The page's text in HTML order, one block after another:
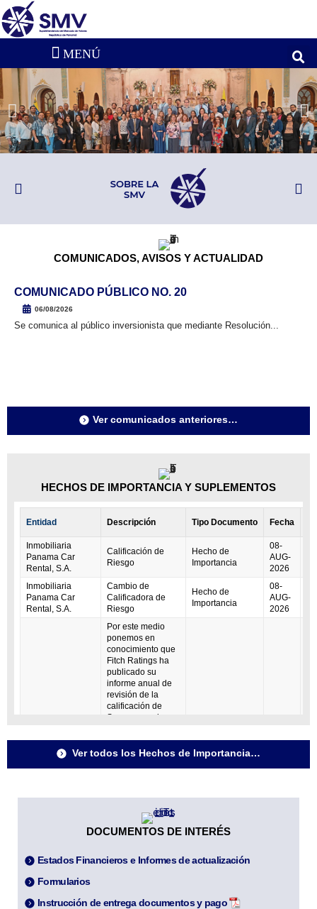
COMUNICADOS, AVISOS Y ACTUALIDAD
COMUNICADO PÚBLICO NO. 20
06/08/2026
Se comunica al público inversionista que mediante Resolución...
Ver comunicados anteriores…
HECHOS DE IMPORTANCIA Y SUPLEMENTOS
Ver todos los Hechos de Importancia…
DOCUMENTOS DE INTERÉS
Estados Financieros e Informes de actualización
Formularios
Instrucción de entrega documentos y pago